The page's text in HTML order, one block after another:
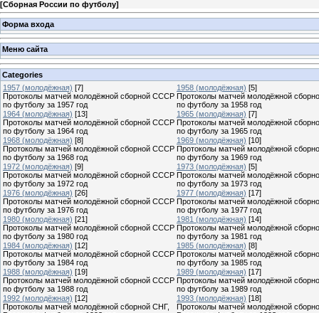
[Сборная России по футболу]
Форма входа
Меню сайта
Categories
1957 (молодёжная) [7]
Протоколы матчей молодёжной сборной СССР
по футболу за 1957 год
1958 (молодёжная) [5]
Протоколы матчей молодёжной
по футболу за 1958 год
1964 (молодёжная) [13]
Протоколы матчей молодёжной сборной СССР
по футболу за 1964 год
1965 (молодёжная) [7]
Протоколы матчей молодёжной
по футболу за 1965 год
1968 (молодёжная) [8]
Протоколы матчей молодёжной сборной СССР
по футболу за 1968 год
1969 (молодёжная) [10]
Протоколы матчей молодёжной
по футболу за 1969 год
1972 (молодёжная) [9]
Протоколы матчей молодёжной сборной СССР
по футболу за 1972 год
1973 (молодёжная) [5]
Протоколы матчей молодёжной
по футболу за 1973 год
1976 (молодёжная) [26]
Протоколы матчей молодёжной сборной СССР
по футболу за 1976 год
1977 (молодёжная) [17]
Протоколы матчей молодёжной
по футболу за 1977 год
1980 (молодёжная) [21]
Протоколы матчей молодёжной сборной СССР
по футболу за 1980 год
1981 (молодёжная) [14]
Протоколы матчей молодёжной
по футболу за 1981 год
1984 (молодёжная) [12]
Протоколы матчей молодёжной сборной СССР
по футболу за 1984 год
1985 (молодёжная) [8]
Протоколы матчей молодёжной
по футболу за 1985 год
1988 (молодёжная) [19]
Протоколы матчей молодёжной сборной СССР
по футболу за 1988 год
1989 (молодёжная) [17]
Протоколы матчей молодёжной
по футболу за 1989 год
1992 (молодёжная) [12]
Протоколы матчей молодёжной сборной СНГ,
1993 (молодёжная) [18]
Протоколы матчей молодёжной